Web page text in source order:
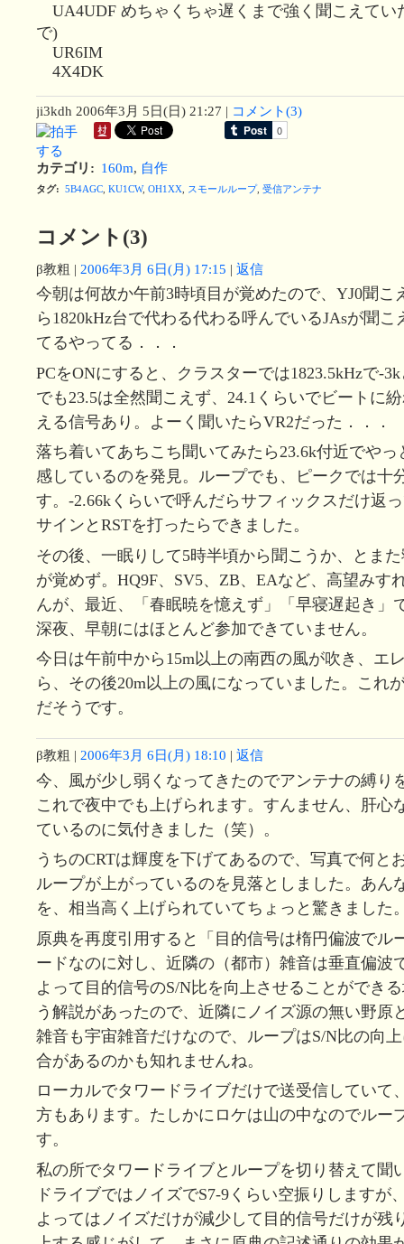
UA4UDF めちゃくちゃ遅くまで強く聞こえてい
で)
UR6IM
4X4DK
ji3kdh 2006年3月 5日(日) 21:27 | コメント(3)
カテゴリ : 160m, 自作
タグ: 5B4AGC, KU1CW, OH1XX, スモールループ, 受信アンテナ
コメント(3)
β教粗 | 2006年3月 6日(月) 17:15 | 返信
今朝は何故か午前3時頃目が覚めたので、YJ0聞こ
ら1820kHz台で代わる代わる呼んでいるJAsが聞
てるやってる．．．
PCをONにすると、クラスターでは1823.5kHzで-
でも23.5は全然聞こえず、24.1くらいでビートに
える信号あり。よーく聞いたらVR2だった．．．
落ち着いてあちこち聞いてみたら23.6k付近でやっ
感しているのを発見。ループでも、ピークでは十
す。-2.66kくらいで呼んだらサフィックスだけ返
サインとRSTを打ったらできました。
その後、一眠りして5時半頃から聞こうか、とま
が覚めず。HQ9F、SV5、ZB、EAなど、高望みす
んが、最近、「春眠暁を憶えず」「早寝遅起き」
深夜、早朝にはほとんど参加できていません。
今日は午前中から15m以上の南西の風が吹き、エ
ら、その後20m以上の風になっていました。これ
だそうです。
β教粗 | 2006年3月 6日(月) 18:10 | 返信
今、風が少し弱くなってきたのでアンテナの縛り
これで夜中でも上げられます。すんません、肝心
ているのに気付きました（笑）。
うちのCRTは輝度を下げてあるので、写真で何と
ループが上がっているのを見落としました。あん
を、相当高く上げられていてちょっと驚きました
原典を再度引用すると「目的信号は楕円偏波でル
ードなのに対し、近隣の（都市）雑音は垂直偏波
よって目的信号のS/N比を向上させることができ
う解説があったので、近隣にノイズ源の無い野原
雑音も宇宙雑音だけなので、ループはS/N比の向
合があるのかも知れませんね。
ローカルでタワードライブだけで送受信していて
方もあります。たしかにロケは山の中なのでルー
す。
私の所でタワードライブとループを切り替えて聞
ドライブではノイズでS7-9くらい空振りしますが
よってはノイズだけが減少して目的信号だけが残